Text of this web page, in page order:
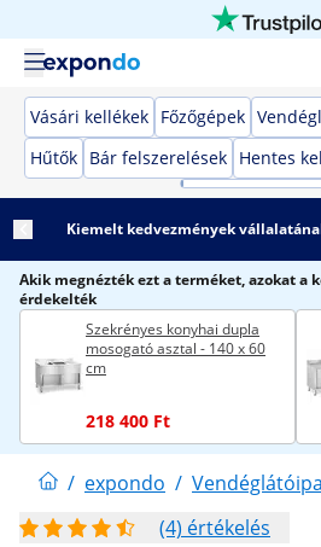
Vásári kellékek Főzőgépek
Hűtők Bár felszerelések Hentes
Kiemelt kedvezmények
Akik megnézték ezt a terméket, azokat a
érdekelték
Szekrényes konyhai dupla
mosogató asztal - 140 x 60
cm
218 400 Ft
/ expondo /
(4) értékelés